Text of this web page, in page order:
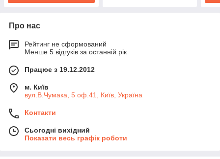
Про нас
Рейтинг не сформований
Менше 5 відгуків за останній рік
Працює з 19.12.2012
м. Київ
вул.В.Чумака, 5 оф.41, Київ, Україна
Контакти
Сьогодні вихідний
Показати весь графік роботи